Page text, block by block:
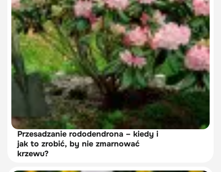
Przesadzanie rododendrona – kiedy i
jak to zrobić, by nie zmarnować
krzewu?